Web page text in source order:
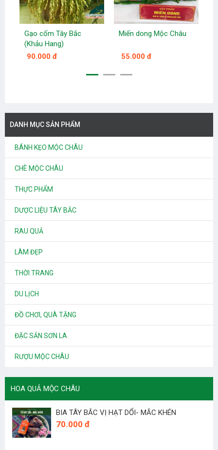
Gạo cốm Tây Bắc
(Khảu Hang)
90.000 đ
Miến dong Mộc Châu
55.000 đ
DANH MỤC SẢN PHẨM
BÁNH KẸO MỘC CHÂU
CHÈ MỘC CHÂU
THỰC PHẨM
DƯỢC LIỆU TÂY BẮC
RAU QUẢ
LÀM ĐẸP
THỜI TRANG
DU LỊCH
ĐỒ CHƠI, QUÀ TẶNG
ĐẶC SẢN SƠN LA
RƯỢU MỘC CHÂU
HOA QUẢ MỘC CHÂU
BIA TÂY BẮC VỊ HẠT DỔI- MẮC KHÉN
70.000 đ